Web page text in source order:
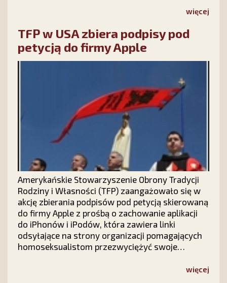
więcej
TFP w USA zbiera podpisy pod
petycją do firmy Apple
Amerykańskie Stowarzyszenie Obrony Tradycji
Rodziny i Własności (TFP) zaangażowało się w
akcję zbierania podpisów pod petycją skierowaną
do firmy Apple z prośbą o zachowanie aplikacji
do iPhonów i iPodów, która zawiera linki
odsyłające na strony organizacji pomagających
homoseksualistom przezwyciężyć swoje
więcej